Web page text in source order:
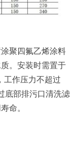
聚四氟乙烯涂料
。安装时需置于
工作压力不超过
底部排污口清洗滤
命。